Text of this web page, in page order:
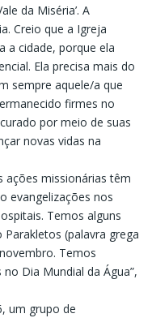
da Miséria’. A
Creio que a Igreja
a cidade, porque ela
Ela precisa mais do
sempre aquele/a que
firmes no
por meio de suas
novas vidas na
ações missionárias têm
evangelizações nos
Temos alguns
(palavra grega
Temos
Dia Mundial da Água”,
um grupo de